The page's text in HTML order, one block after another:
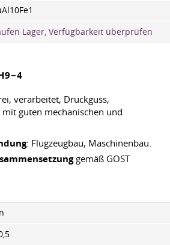
Lager, Verfügbarkeit überprüfen
verarbeitet, Druckguss,
guten mechanischen und
: Flugzeugbau, Maschinenbau.
gemäß GOST